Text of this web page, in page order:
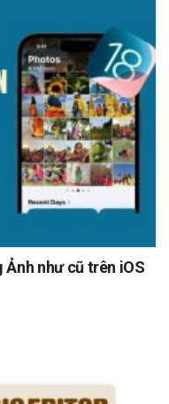
như cũ trên iOS